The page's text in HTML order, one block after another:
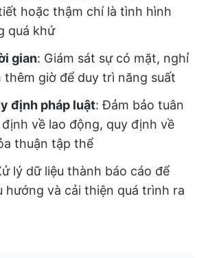
hoặc thậm chí là tình hình
quá khứ
gian: Giám sát sự có mặt, nghỉ
thêm giờ để duy trì năng suất
định pháp luật: Đảm bảo tuân
về lao động, quy định về
thuận tập thể
lý dữ liệu thành báo cáo để
hướng và cải thiện quá trình ra